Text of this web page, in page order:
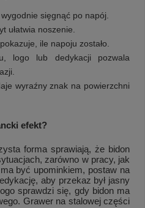
sięgnąć po napój.
ułatwia noszenie.
ile napoju zostało.
logo lub dedykacji pozwala
wyraźny znak na powierzchni
efekt?
forma sprawiają, że bidon
zarówno w pracy, jak
być upominkiem, postaw na
aby przekaz był jasny
sprawdzi się, gdy bidon ma
Grawer na stalowej części